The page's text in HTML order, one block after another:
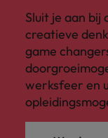
Sluit je aan bij
creatieve
game
werksfeer en